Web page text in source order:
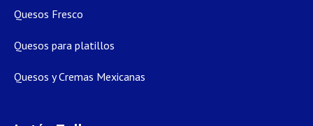
Quesos Fresco
Quesos para platillos
Quesos y Cremas Mexicanas